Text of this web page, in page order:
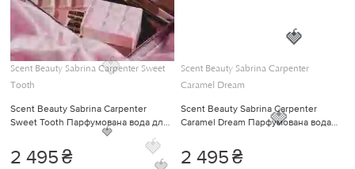
Scent Beauty Sabrina Carpenter Sweet
Tooth
Scent Beauty Sabrina Carpenter
Sweet Tooth Парфумована вода для
2 495₴
Scent Beauty Sabrina Carpenter
Caramel Dream
Scent Beauty Sabrina Carpenter
Caramel Dream Парфумована вода
2 495₴
🍓